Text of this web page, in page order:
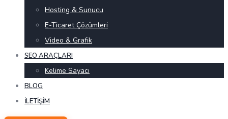
Hosting & Sunucu
E-Ticaret Çözümleri
Video & Grafik
SEO ARAÇLARI
Kelime Sayacı
BLOG
İLETIŞIM